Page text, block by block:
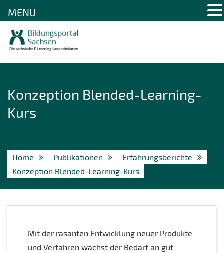
Konzeption Blended-Learning-
Kurs
Home Publikationen
Erfahrungsberichte
Konzeption Blended-Learning-Kurs
Mit der rasanten Entwicklung neuer Produkte
und Verfahren wächst der Bedarf an gut
MENU